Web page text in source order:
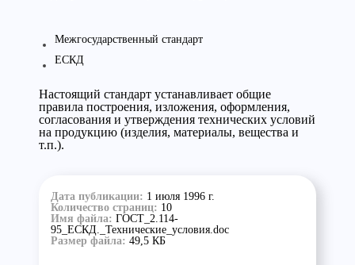
Межгосударственный стандарт
ЕСКД
Настоящий стандарт устанавливает общие
правила построения, изложения, оформления,
согласования и утверждения технических условий
на продукцию (изделия, материалы, вещества и
т.п.).
Дата публикации: 1 июля 1996 г.
Количество страниц: 10
Имя файла: ГОСТ_2.114-
95_ЕСКД._Технические_условия.doc
Размер файла: 49,5 КБ